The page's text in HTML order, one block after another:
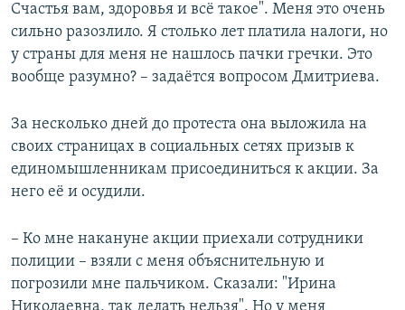
Счастья вам, здоровья и всё такое". Меня это очень
сильно разозлило. Я столько лет платила налоги, но
у страны для меня не нашлось пачки гречки. Это
вообще разумно? – задаётся вопросом Дмитриева.
За несколько дней до протеста она выложила на
своих страницах в социальных сетях призыв к
единомышленникам присоединиться к акции. За
него её и осудили.
– Ко мне накануне акции приехали сотрудники
полиции – взяли с меня объяснительную и
погрозили мне пальчиком. Сказали: "Ирина